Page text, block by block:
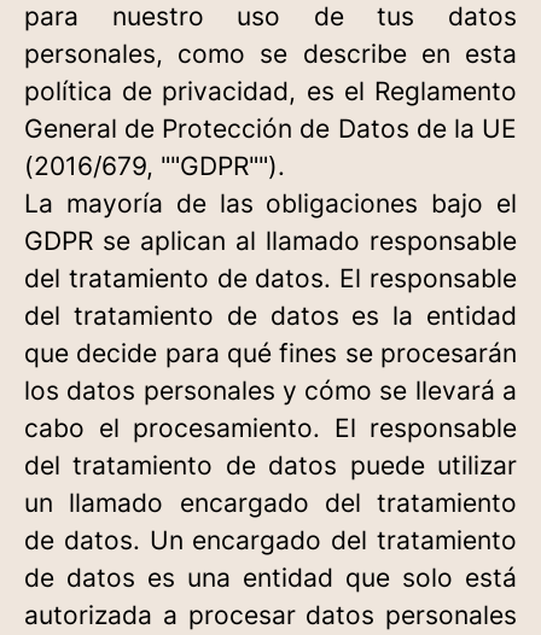
para nuestro uso de tus datos
personales, como se describe en esta
política de privacidad, es el Reglamento
General de Protección de Datos de la UE
(2016/679, ""GDPR"").
La mayoría de las obligaciones bajo el
GDPR se aplican al llamado responsable
del tratamiento de datos. El responsable
del tratamiento de datos es la entidad
que decide para qué fines se procesarán
los datos personales y cómo se llevará a
cabo el procesamiento. El responsable
del tratamiento de datos puede utilizar
un llamado encargado del tratamiento
de datos. Un encargado del tratamiento
de datos es una entidad que solo está
autorizada a procesar datos personales